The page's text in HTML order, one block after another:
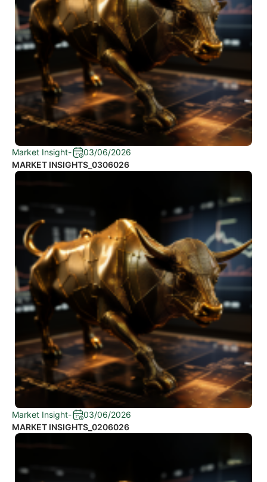
Market Insight-
03/06/2026
MARKET INSIGHTS_0306026
Market Insight-
03/06/2026
MARKET INSIGHTS_0206026